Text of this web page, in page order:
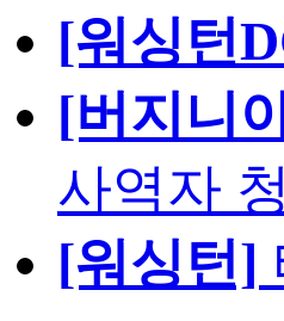
[워싱턴
[버지니
사역자
[워싱턴]